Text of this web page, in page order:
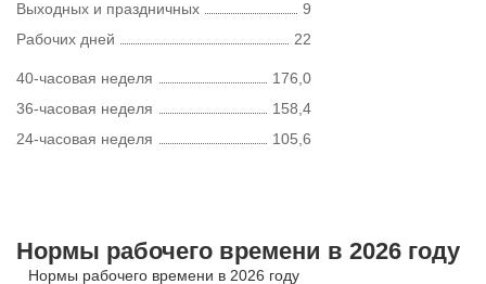
Выходных и праздничных
9
Рабочих дней
22
40-часовая неделя
176,0
36-часовая неделя
158,4
24-часовая неделя
105,6
Нормы рабочего времени в 2026 году
Нормы рабочего времени в 2026 году